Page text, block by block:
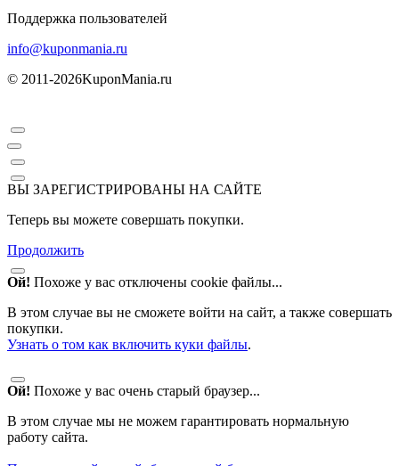
Поддержка пользователей
info@kuponmania.ru
© 2011-2026KuponMania.ru
ВЫ ЗАРЕГИСТРИРОВАНЫ НА САЙТЕ
Теперь вы можете совершать покупки.
Продолжить
Ой! Похоже у вас отключены cookie файлы...
В этом случае вы не сможете войти на сайт, а также совершать
покупки.
Узнать о том как включить куки файлы.
Ой! Похоже у вас очень старый браузер...
В этом случае мы не можем гарантировать нормальную
работу сайта.